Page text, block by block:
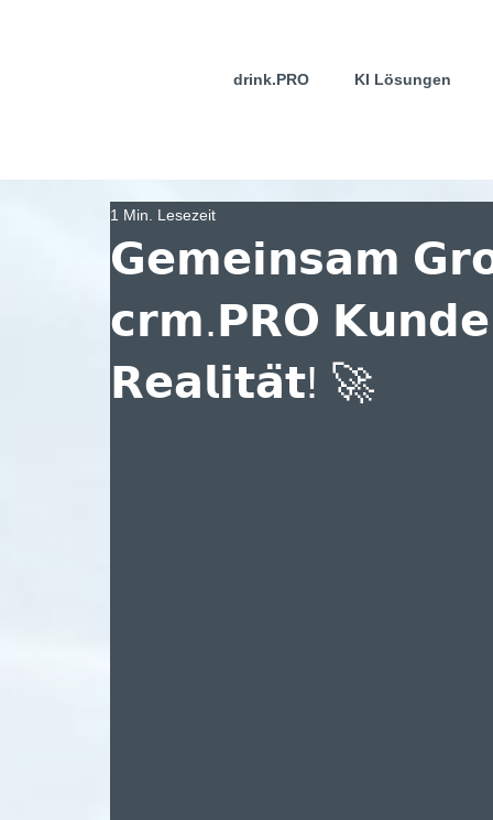
drink.PRO KI Lösungen
𝗚𝗲𝗺𝗲𝗶𝗻𝘀𝗮𝗺
𝗰𝗿𝗺.𝗣𝗥𝗢
𝗥𝗲𝗮𝗹𝗶𝘁𝗮̈𝘁! 🚀
1 Min. Lesezeit